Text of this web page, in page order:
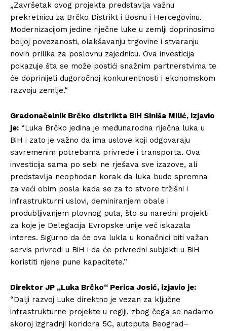
„Završetak ovog projekta predstavlja važnu
prekretnicu za Brčko Distrikt i Bosnu i Hercegovinu.
Modernizacijom jedine riječne luke u zemlji doprinosimo
boljoj povezanosti, olakšavanju trgovine i stvaranju
novih prilika za poslovnu zajednicu. Ova investicija
pokazuje šta se može postići snažnim partnerstvima te
će doprinijeti dugoročnoj konkurentnosti i ekonomskom
razvoju zemlje.“
Gradonačelnik Brčko distrikta BiH Siniša Milić, izjavio
je: “Luka Brčko jedina je međunarodna riječna luka u
BiH i zato je važno da ima uslove koji odgovaraju
savremenim potrebama privrede i transporta. Ova
investicija sama po sebi ne rješava sve izazove, ali
predstavlјa neophodan korak da luka bude spremna
za veći obim posla kada se za to stvore tržišni i
infrastrukturni uslovi, deminiranjem obale i
produbljivanjem plovnog puta, što su naredni projekti
za koje je Delegacija Evropske unije već iskazala
interes. Sigurno da će ova lukla u konačnici biti važan
servis privredi u BiH i da će privredni subjekti u BiH
koristiti njene pune kapacitete.”
Direktor JP „Luka Brčko“ Perica Josić, izjavio je:
“Dalji razvoj Luke direktno je vezan za ključne
infrastrukturne projekte u regiji, zbog čega se nadamo
skoroj izgradnji koridora 5C, autoputa Beograd–